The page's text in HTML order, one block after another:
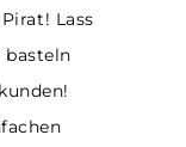
Lass
basteln